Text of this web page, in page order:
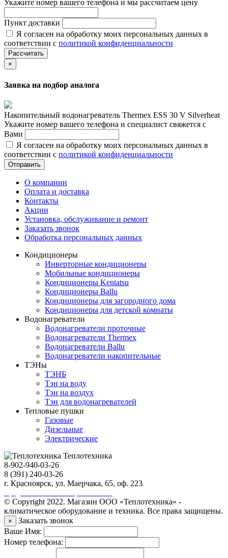
Укажите номер вашего телефона и мы рассчитаем цену
Пункт доставки
Я согласен на обработку моих персональных данных в
соответствии с политикой конфиденциальности
Рассчитать
×
Заявка на подбор аналога
Накопительный водонагреватель Thermex ESS 30 V Silverheat
Укажите номер вашего телефона и специалист свяжется с
Вами
Я согласен на обработку моих персональных данных в
соответствии с политикой конфиденциальности
Отправить
О компании
Оплата и доставка
Контакты
Акции
Установка, обслуживание и ремонт
Заказать звонок
Обработка персональных данных
Кондиционеры
Инверторные кондиционеры
Мобильные кондиционеры
Кондиционеры Kentatsu
Кондиционеры Ballu
Кондиционеры для загородного дома
Кондиционеры для детской комнаты
Водонагреватели
Водонагреватели проточные
Водонагреватели Thermex
Водонагреватели Ballu
Водонагреватели накопительные
ТЭНы
ТЭНБ
Тэн на воду
Тэн на воздух
Тэн для водонагревателей
Тепловые пушки
Газовые
Дизельные
Электрические
Теплотехника
8-902-940-03-26
8 (391) 240-03-26
г. Красноярск, ул. Маерчака, 65, оф. 223
© Copyright 2022. Магазин ООО «Теплотехника» -
климатическое оборудование и техника. Все права защищены.
×
Заказать звонок
Ваше Имя:
Номер телефона: